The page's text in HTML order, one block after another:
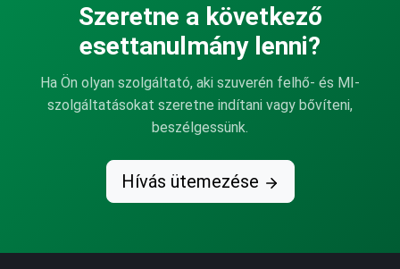
Szeretne a következő
esettanulmány lenni?
Ha Ön olyan szolgáltató, aki szuverén felhő- és MI-
szolgáltatásokat szeretne indítani vagy bővíteni,
beszélgessünk.
Hívás ütemezése